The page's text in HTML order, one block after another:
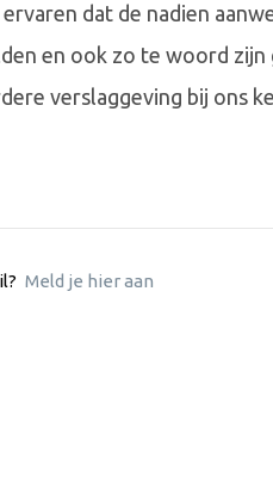
dat de nadien
en ook zo te woord zijn
verslaggeving bij ons
Meld je hier aan